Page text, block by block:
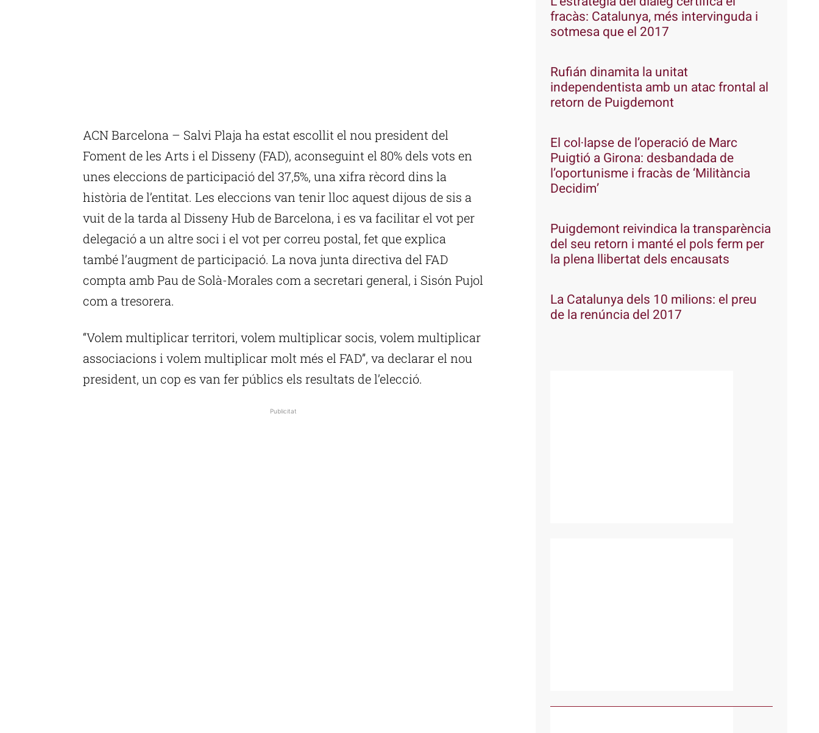
ACN Barcelona – Salvi Plaja ha estat escollit el nou president del
Foment de les Arts i el Disseny (FAD), aconseguint el 80% dels vots en
unes eleccions de participació del 37,5%, una xifra rècord dins la
història de l’entitat. Les eleccions van tenir lloc aquest dijous de sis a
vuit de la tarda al Disseny Hub de Barcelona, i es va facilitar el vot per
delegació a un altre soci i el vot per correu postal, fet que explica
també l’augment de participació. La nova junta directiva del FAD
compta amb Pau de Solà-Morales com a secretari general, i Sisón Pujol
com a tresorera.
“Volem multiplicar territori, volem multiplicar socis, volem multiplicar
associacions i volem multiplicar molt més el FAD”, va declarar el nou
president, un cop es van fer públics els resultats de l’elecció.
Publicitat
fracàs: Catalunya, més intervinguda i
sotmesa que el 2017
Rufián dinamita la unitat
independentista amb un atac frontal al
retorn de Puigdemont
El col·lapse de l’operació de Marc
Puigtió a Girona: desbandada de
l’oportunisme i fracàs de ‘Militància
Decidim’
Puigdemont reivindica la transparència
del seu retorn i manté el pols ferm per
la plena llibertat dels encausats
La Catalunya dels 10 milions: el preu
de la renúncia del 2017